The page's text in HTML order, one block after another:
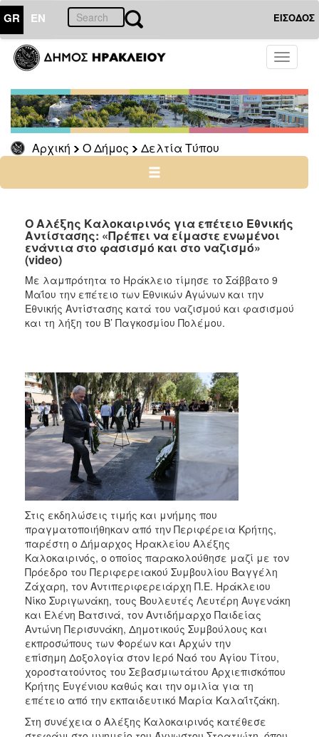
GR EN ΕΙΣΟΔΟΣ
Toggle
Αρχική Ο Δήμος Δελτία Τύπου
ΔΗΜΟΣ
Δελτία
Τύπου
Αρχείο
ΠΟΛΙΤΙΣΜΟΣ
ΑΝΘΕΚΤΙΚΗ
ΠΟΛΗ
Ο Αλέξης Καλοκαιρινός για επέτειο Εθνικής
Αντίστασης: «Πρέπει να είμαστε ενωμένοι
ενάντια στο φασισμό και στο ναζισμό»
(video)
Με λαμπρότητα το Ηράκλειο τίμησε το Σάββατο 9
Μαΐου την επέτειο των Εθνικών Αγώνων και την
Εθνικής Αντίστασης κατά του ναζισμού και φασισμού
και τη λήξη του Β’ Παγκοσμίου Πολέμου.
Στις εκδηλώσεις τιμής και μνήμης που
πραγματοποιήθηκαν από την Περιφέρεια Κρήτης,
παρέστη ο Δήμαρχος Ηρακλείου Αλέξης
Καλοκαιρινός, ο οποίος παρακολούθησε μαζί με τον
Πρόεδρο του Περιφερειακού Συμβουλίου Βαγγέλη
Ζάχαρη, τον Αντιπεριφερειάρχη Π.Ε. Ηράκλειου
Νίκο Συριγωνάκη, τους Βουλευτές Λευτέρη Αυγενάκη
και Ελένη Βατσινά, τον Αντιδήμαρχο Παιδείας
Αντώνη Περισυνάκη, Δημοτικούς Συμβούλους και
εκπροσώπους των Φορέων και Αρχών την
επίσημη Δοξολογία στον Ιερό Ναό του Αγίου Τίτου,
χοροστατούντος του Σεβασμιωτάτου Αρχιεπισκόπου
Κρήτης Ευγένιου καθώς και την ομιλία για τη
επέτειο από την εκπαιδευτικό Μαρία Καλαΐτζάκη.
Στη συνέχεια ο Αλέξης Καλοκαιρινός κατέθεσε